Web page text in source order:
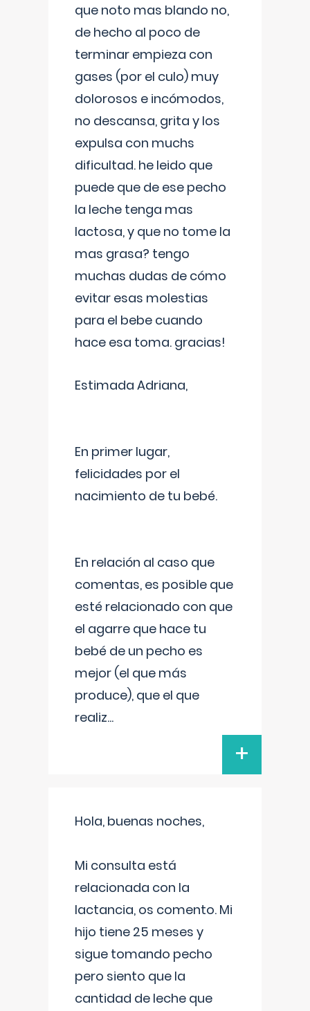
que noto mas blando no,
de hecho al poco de
terminar empieza con
gases (por el culo) muy
dolorosos e incómodos,
no descansa, grita y los
expulsa con muchs
dificultad. he leido que
puede que de ese pecho
la leche tenga mas
lactosa, y que no tome la
mas grasa? tengo
muchas dudas de cómo
evitar esas molestias
para el bebe cuando
hace esa toma. gracias!
Estimada Adriana,
En primer lugar,
felicidades por el
nacimiento de tu bebé.
En relación al caso que
comentas, es posible que
esté relacionado con que
el agarre que hace tu
bebé de un pecho es
mejor (el que más
produce), que el que
realiz...
+
Hola, buenas noches,
Mi consulta está
relacionada con la
lactancia, os comento. Mi
hijo tiene 25 meses y
sigue tomando pecho
pero siento que la
cantidad de leche que